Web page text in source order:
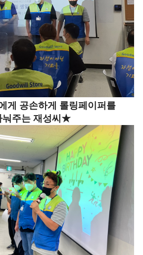
게 공손하게 롤링페이퍼를
눠주는 재성씨★